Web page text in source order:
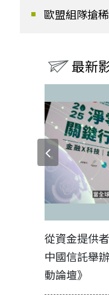
歐盟組隊搶
最新
從資金提供
中國信託舉
動論壇》